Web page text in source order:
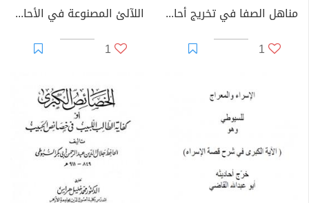
مناهل الصفا في تخريج أحاديث الشفا بتعريف حقوق المصطفى صلى الله عليه وسلم
1
اللآلئ المصنوعة في الأحاديث الموضوعة - الجزء الثاني: الطهارة - فوائد متفرقة
1